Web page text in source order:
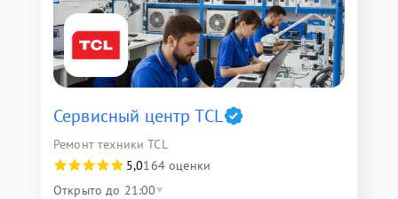
Сервисный центр TCL
Ремонт техники TCL
5,0164 оценки
Открыто до 21:00